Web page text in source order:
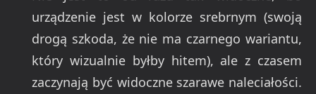
urządzenie jest w kolorze srebrnym (swoją
drogą szkoda, że nie ma czarnego wariantu,
który wizualnie byłby hitem), ale z czasem
zaczynają być widoczne szarawe naleciałości.